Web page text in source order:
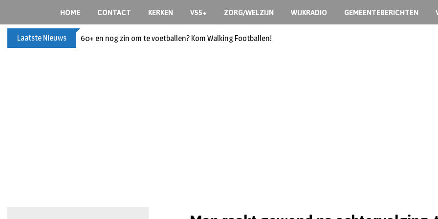
HOME CONTACT KERKEN V55+ ZORG/WELZIJN WIJKRADIO GEMEENTEBERICHTEN
Laatste Nieuws 60+ en nog zin om te voetballen? Kom Walking Footballen!